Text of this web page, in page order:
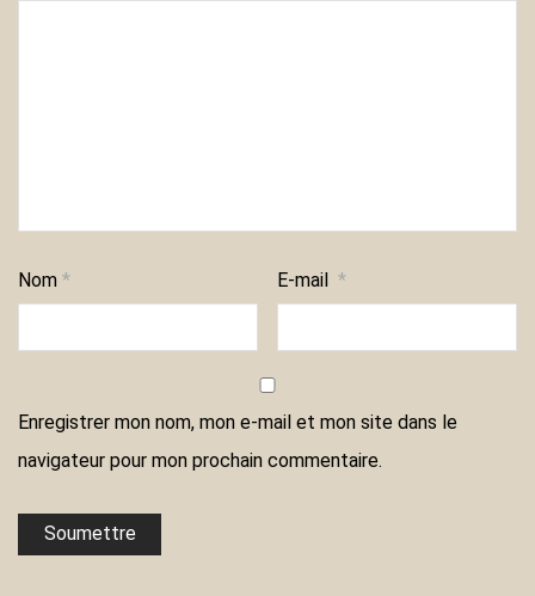
Nom * E-mail*
Enregistrer mon nom, mon e-mail et mon site dans le
navigateur pour mon prochain commentaire.